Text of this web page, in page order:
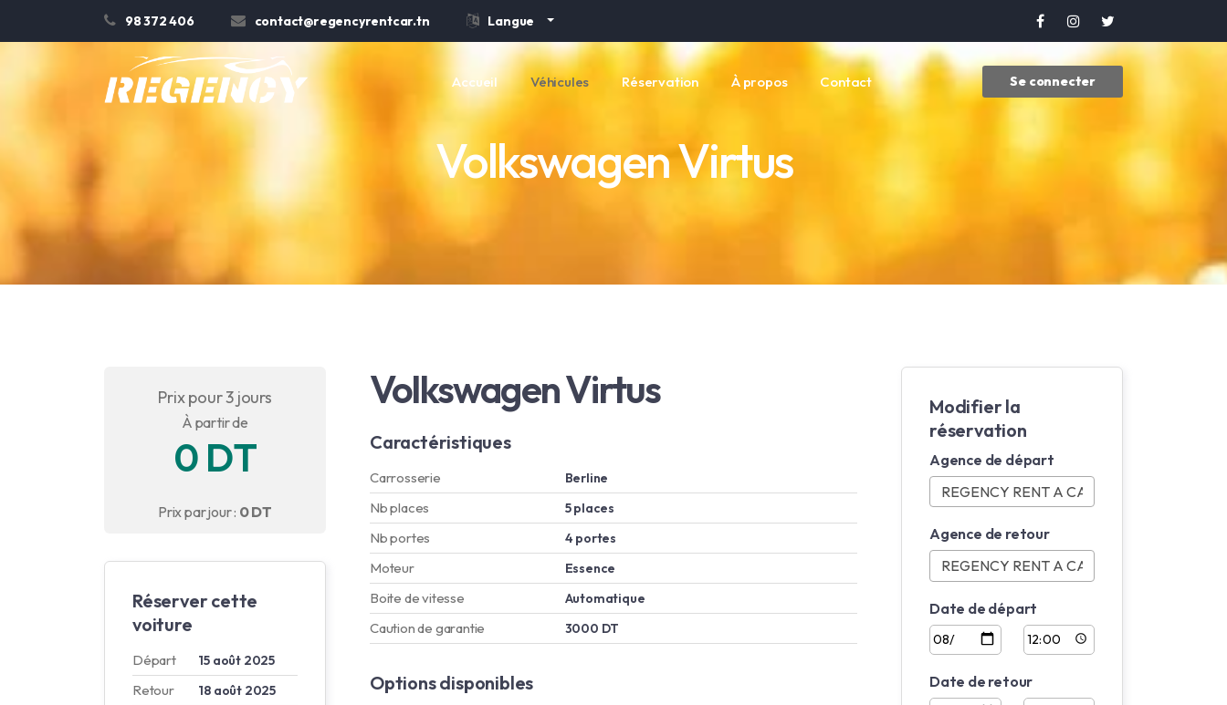
98 372 406 contact@regencyrentcar.tn Langue
Accueil Véhicules Réservation À propos Contact Se connecter
Volkswagen Virtus
Prix pour 3 jours
À partir de
0 DT
Prix par jour : 0 DT
Réserver cette
voiture
Départ 15 août 2025
Retour 18 août 2025
Volkswagen Virtus
Caractéristiques
Carrosserie Berline
Nb places 5 places
Nb portes 4 portes
Moteur Essence
Boite de vitesse Automatique
Caution de garantie 3000 DT
Options disponibles
Modifier la
réservation
Agence de départ
Agence de retour
Date de départ
Date de retour